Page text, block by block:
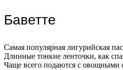
Баветте
Самая популярная лигурийская
Длинные тонкие ленточки, как
Чаще всего подаются с овощными